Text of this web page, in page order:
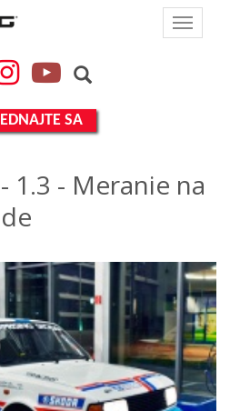
Toggle
InstagramYouTube
SA
1.3 - Meranie na